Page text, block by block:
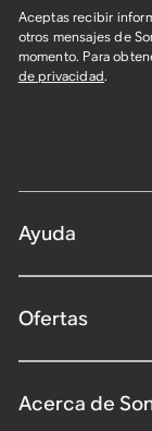
Aceptas recibir
otros mensajes de
momento. Para
de privacidad.
Ayuda
Ofertas
Acerca de